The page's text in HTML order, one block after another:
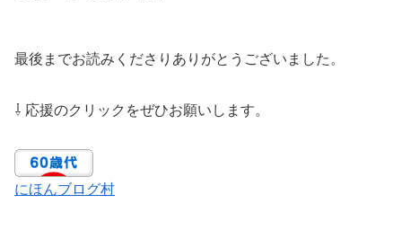
最後までお読みくださりありがとうございました。
⇩ 応援のクリックをぜひお願いします。
にほんブログ村